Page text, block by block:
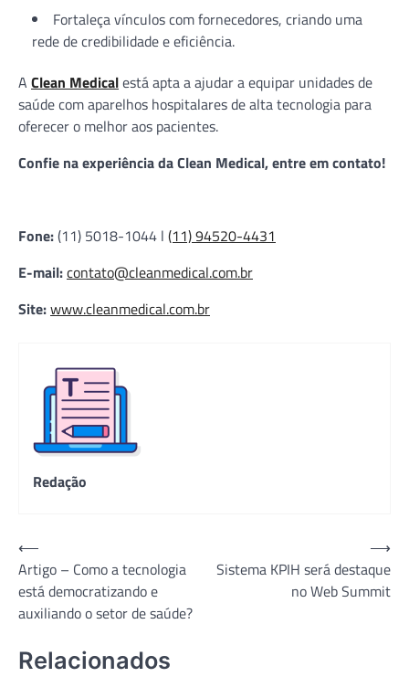
Fortaleça vínculos com fornecedores, criando uma
rede de credibilidade e eficiência.
A Clean Medicalestá apta a ajudar a equipar unidades de
saúde com aparelhos hospitalares de alta tecnologia para
oferecer o melhor aos pacientes.
Confie na experiência da Clean Medical, entre em contato!
Fone:(11) 5018-1044 l (11) 94520-4431
E-mail:contato@cleanmedical.com.br
Site:www.cleanmedical.com.br
Redação
Navegação
de
Post
⟵
Artigo – Como a tecnologia
está democratizando e
auxiliando o setor de saúde?
Sistema KPIH será destaque
no Web Summit
⟶
Relacionados